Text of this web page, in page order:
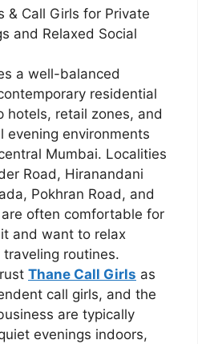
& Call Girls for Private
and Relaxed Social
a well-balanced
residential
hotels, retail zones, and
evening environments
Mumbai. Localities
Road, Hiranandani
Pokhran Road, and
often comfortable for
and want to relax
routines.
Thane Call Girls as
call girls, and the
are typically
evenings indoors,